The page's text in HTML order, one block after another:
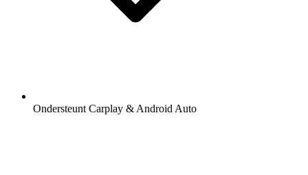
Ondersteunt Carplay & Android Auto